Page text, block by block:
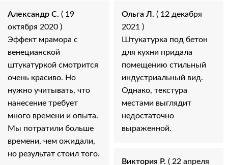
Александр С. ( 19
октября 2020 )
Эффект мрамора с
венецианской
штукатуркой смотрится
очень красиво. Но
нужно учитывать, что
нанесение требует
много времени и опыта.
Мы потратили больше
времени, чем ожидали,
но результат стоил того.
Ольга Л. ( 12 декабря
2021 )
Штукатурка под бетон
для кухни придала
помещению стильный
индустриальный вид.
Однако, текстура
местами выглядит
недостаточно
выраженной.
Виктория Р. ( 22 апреля